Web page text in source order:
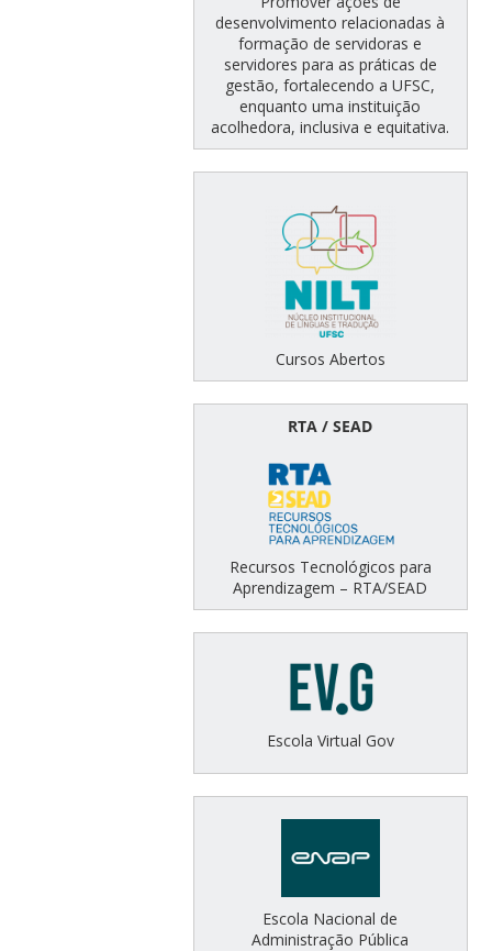
desenvolvimento relacionadas à
formação de servidoras e
servidores para as práticas de
gestão, fortalecendo a UFSC,
enquanto uma instituição
acolhedora, inclusiva e equitativa.
Cursos Abertos
RTA / SEAD
Recursos Tecnológicos para
Aprendizagem – RTA/SEAD
Escola Virtual Gov
Escola Nacional de
Administração Pública